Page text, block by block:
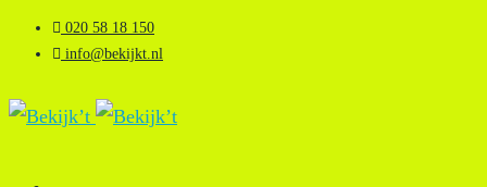
020 58 18 150
info@bekijkt.nl